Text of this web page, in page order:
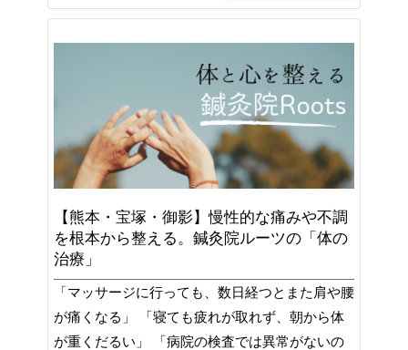
【熊本・宝塚・御影】慢性的な痛みや不調
を根本から整える。鍼灸院ルーツの「体の
治療」
「マッサージに行っても、数日経つとまた肩や腰
が痛くなる」 「寝ても疲れが取れず、朝から体
が重くだるい」 「病院の検査では異常がないの